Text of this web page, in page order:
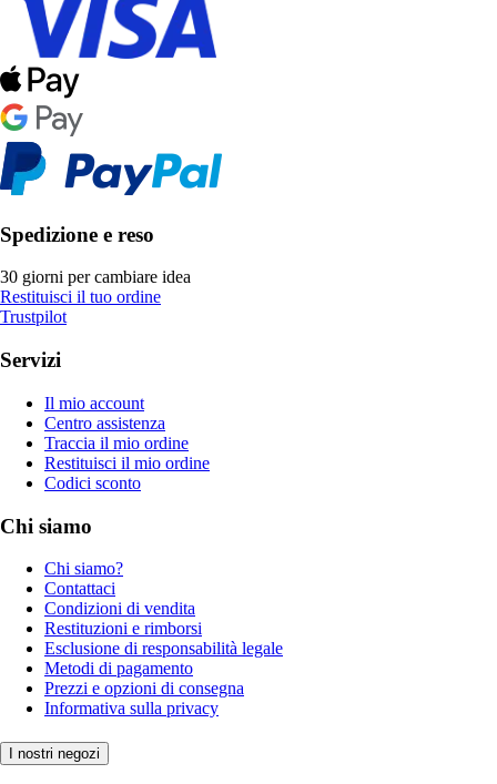
Spedizione e reso
30 giorni per cambiare idea
Restituisci il tuo ordine
Trustpilot
Servizi
Il mio account
Centro assistenza
Traccia il mio ordine
Restituisci il mio ordine
Codici sconto
Chi siamo
Chi siamo?
Contattaci
Condizioni di vendita
Restituzioni e rimborsi
Esclusione di responsabilità legale
Metodi di pagamento
Prezzi e opzioni di consegna
Informativa sulla privacy
I nostri negozi